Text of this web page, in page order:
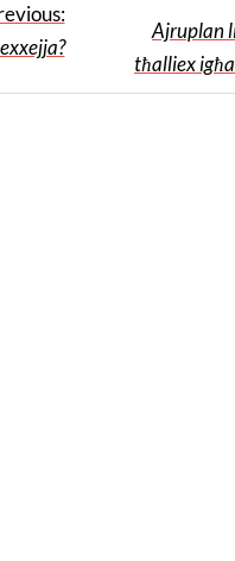
Ajruplan
tħalliex